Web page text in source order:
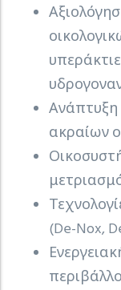
Ανάπτυξη
ακραίων
(De-Nox,